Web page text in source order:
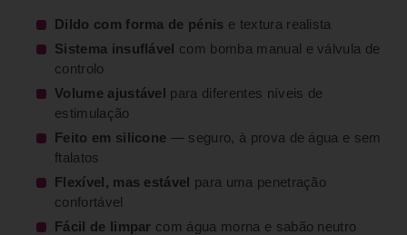
Dildo com forma de pénis e textura realista
Sistema insuflável
com bomba manual e válvula de
controlo
Volume ajustável
para diferentes níveis de
estimulação
Feito em silicone — seguro, à prova de água e sem
ftalatos
Flexível, mas estável
para uma penetração
confortável
Fácil de limpar com água morna e sabão neutro